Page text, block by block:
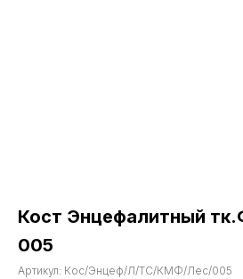
Кост Энцефалитный
005
Артикул: Кос/Энцеф/Л/ТС/КМФ/Лес/005